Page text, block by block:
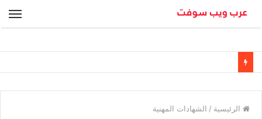
الرئيسية / الشهادات المهنية